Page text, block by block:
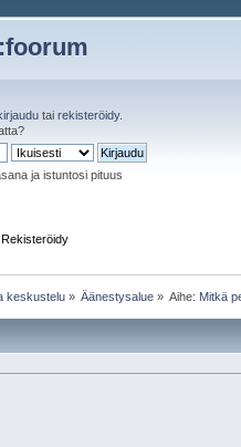
tai rekisteröidy.
ja istuntosi pituus
Rekisteröidy
keskustelu» Äänestysalue» Aihe: Mitkä